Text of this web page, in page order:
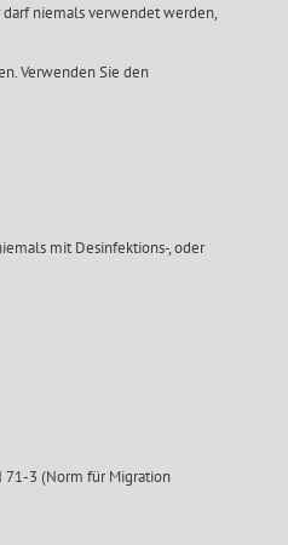
niemals verwendet werden,
Verwenden Sie den
mit Desinfektions-, oder
71-3 (Norm für Migration